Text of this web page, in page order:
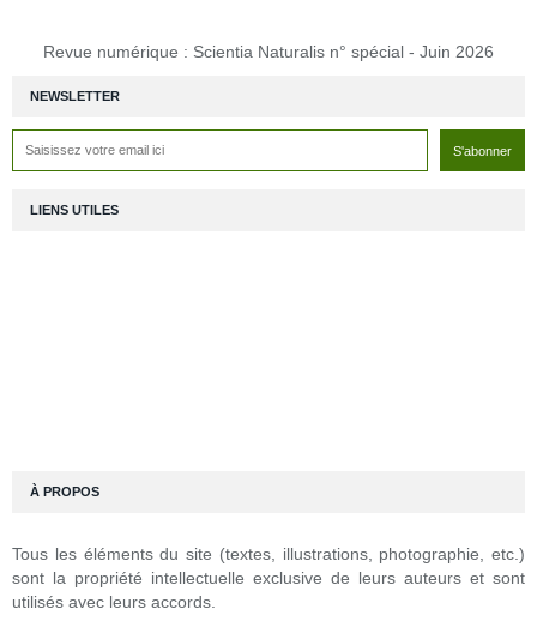
NEWSLETTER
Revue numérique : Scientia Naturalis n° spécial - Juin 2026
LIENS UTILES
À PROPOS
Tous les éléments du site (textes, illustrations, photographie, etc.)
sont la propriété intellectuelle exclusive de leurs auteurs et sont
utilisés avec leurs accords.